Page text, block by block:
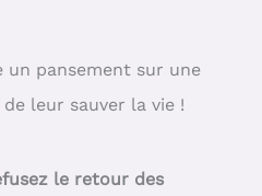
un pansement sur une
leur sauver la vie !
le retour des